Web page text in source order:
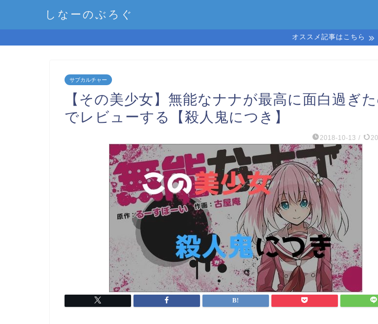
しなーのぶろぐ
オススメ記事はこちら
サブカルチャー
【その美少女】無能なナナが最高に面白過ぎ
でレビューする【殺人鬼につき】
2018-10-13 /